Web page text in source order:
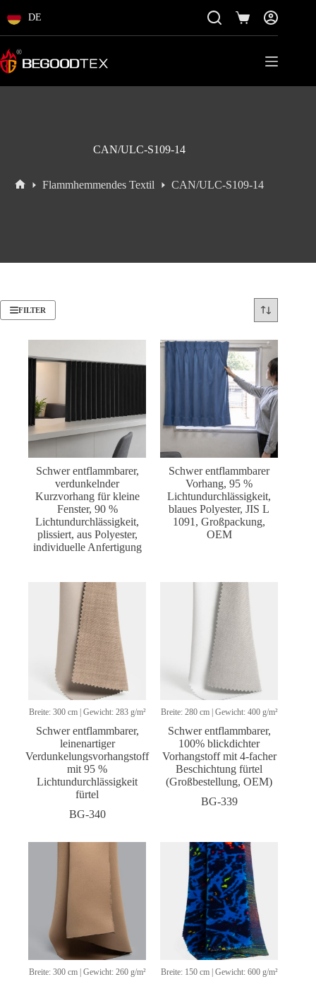
Inhalt
DE Einkaufswagen
CAN/ULC-S109-14
Flammhemmendes Textil CAN/ULC-S109-14
FILTER
Schwer entflammbarer,
verdunkelnder
Kurzvorhang für kleine
Fenster, 90 %
Lichtundurchlässigkeit,
plissiert, aus Polyester,
individuelle Anfertigung
Schwer entflammbarer
Vorhang, 95 %
Lichtundurchlässigkeit,
blaues Polyester, JIS L
1091, Großpackung,
OEM
Breite: 300 cm | Gewicht: 283 g/m²
Schwer entflammbarer,
leinenartiger
Verdunkelungsvorhangstoff
mit 95 %
Lichtundurchlässigkeit
fürtel
BG-340
Breite: 280 cm | Gewicht: 400 g/m²
Schwer entflammbarer,
100% blickdichter
Vorhangstoff mit 4-facher
Beschichtung fürtel
(Großbestellung, OEM)
BG-339
Breite: 300 cm | Gewicht: 260 g/m² Breite: 150 cm | Gewicht: 600 g/m²